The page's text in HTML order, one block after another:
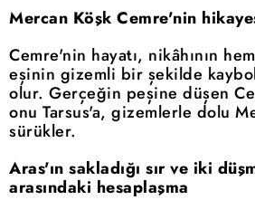
Mercan Köşk Cemre'nin
Cemre'nin hayatı, nikâhının
eşinin gizemli bir şekilde
olur. Gerçeğin peşine düşen
onu Tarsus'a, gizemlerle dolu
sürükler.
Aras'ın sakladığı sır ve iki
arasındaki hesaplaşma